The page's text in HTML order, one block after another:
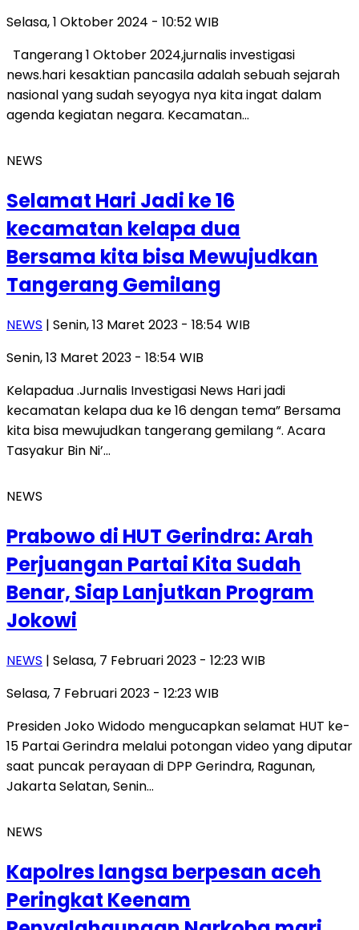
Selasa, 1 Oktober 2024 - 10:52 WIB
Tangerang 1 Oktober 2024,jurnalis investigasi
news.hari kesaktian pancasila adalah sebuah sejarah
nasional yang sudah seyogya nya kita ingat dalam
agenda kegiatan negara. Kecamatan…
NEWS
Selamat Hari Jadi ke 16
kecamatan kelapa dua
Bersama kita bisa Mewujudkan
Tangerang Gemilang
NEWS | Senin, 13 Maret 2023 - 18:54 WIB
Senin, 13 Maret 2023 - 18:54 WIB
Kelapadua .Jurnalis Investigasi News Hari jadi
kecamatan kelapa dua ke 16 dengan tema” Bersama
kita bisa mewujudkan tangerang gemilang “. Acara
Tasyakur Bin Ni’…
NEWS
Prabowo di HUT Gerindra: Arah
Perjuangan Partai Kita Sudah
Benar, Siap Lanjutkan Program
Jokowi
NEWS | Selasa, 7 Februari 2023 - 12:23 WIB
Selasa, 7 Februari 2023 - 12:23 WIB
Presiden Joko Widodo mengucapkan selamat HUT ke-
15 Partai Gerindra melalui potongan video yang diputar
saat puncak perayaan di DPP Gerindra, Ragunan,
Jakarta Selatan, Senin…
NEWS
Kapolres langsa berpesan aceh
Peringkat Keenam